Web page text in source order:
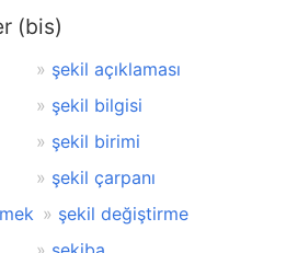
(bis)
şekil açıklaması
şekil bilgisi
şekil birimi
şekil çarpanı
şekil değiştirme